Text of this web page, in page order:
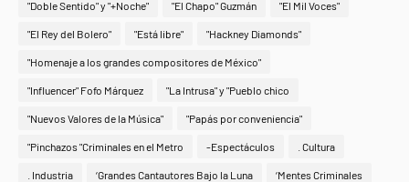
"Doble Sentido" y "+Noche" "El Chapo" Guzmán "El Mil Voces"
"El Rey del Bolero" "Está libre" "Hackney Diamonds"
"Homenaje a los grandes compositores de México"
"Influencer" Fofo Márquez "La Intrusa" y "Pueblo chico
"Nuevos Valores de la Música" "Papás por conveniencia"
"Pinchazos "Criminales en el Metro -Espectáculos . Cultura
. Industria ‘Grandes Cantautores Bajo la Luna ‘Mentes Criminales